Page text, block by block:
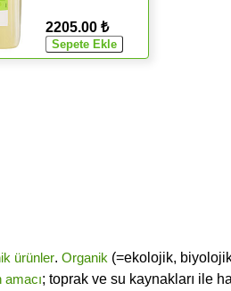
2205.00 ₺
ürünler. Organik (=ekolojik,
amacı; toprak ve su kaynakları ile